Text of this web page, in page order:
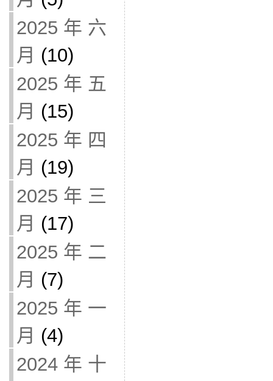
2025 年 六
月 (10)
2025 年 五
月 (15)
2025 年 四
月 (19)
2025 年 三
月 (17)
2025 年 二
月 (7)
2025 年 一
月 (4)
2024 年 十